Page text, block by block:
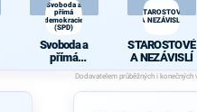
Svoboda a
přímá
demokracie
(SPD)
Svoboda a
přímá
demokracie
(SPD)
STAROSTOVÉ
A NEZÁVISLÍ
STAROSTOVÉ
A NEZÁVISLÍ